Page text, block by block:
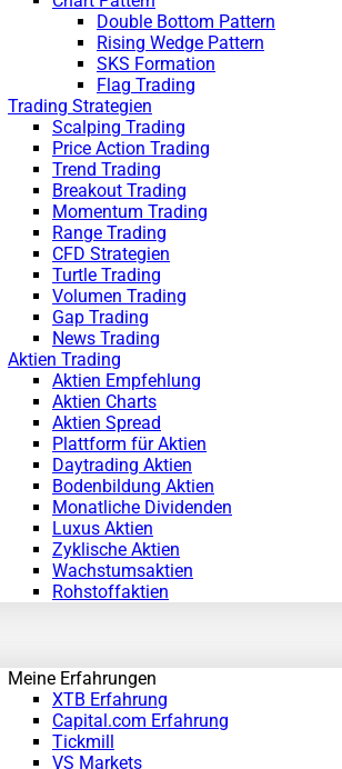
Double Bottom Pattern
Rising Wedge Pattern
SKS Formation
Flag Trading
Trading Strategien
Scalping Trading
Price Action Trading
Trend Trading
Breakout Trading
Momentum Trading
Range Trading
CFD Strategien
Turtle Trading
Volumen Trading
Gap Trading
News Trading
Aktien Trading
Aktien Empfehlung
Aktien Charts
Aktien Spread
Plattform für Aktien
Daytrading Aktien
Bodenbildung Aktien
Monatliche Dividenden
Luxus Aktien
Zyklische Aktien
Wachstumsaktien
Rohstoffaktien
Meine Erfahrungen
XTB Erfahrung
Capital.com Erfahrung
Tickmill
VS Markets